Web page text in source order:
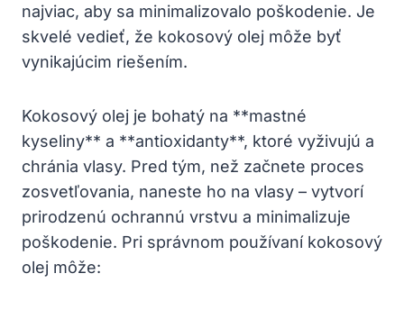
najviac, aby sa minimalizovalo poškodenie. Je
skvelé vedieť, že kokosový olej môže byť
vynikajúcim riešením.
Kokosový olej je bohatý na **mastné
kyseliny** a **antioxidanty**, ktoré vyživujú a
chránia vlasy. Pred tým, než začnete proces
zosvetľovania, naneste ho na vlasy – vytvorí
prirodzenú ochrannú vrstvu a minimalizuje
poškodenie. Pri správnom používaní kokosový
olej môže: